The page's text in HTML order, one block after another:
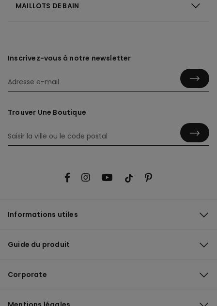
MAILLOTS DE BAIN
Inscrivez-vous à notre newsletter
Trouver Une Boutique
Informations utiles
Guide du produit
Corporate